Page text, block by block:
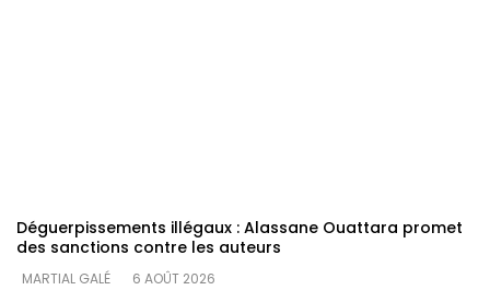
Déguerpissements illégaux : Alassane Ouattara promet
des sanctions contre les auteurs
MARTIAL GALÉ
6 AOÛT 2026